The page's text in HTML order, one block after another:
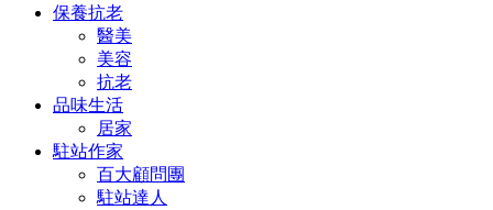
保養抗老
醫美
美容
抗老
品味生活
居家
駐站作家
百大顧問團
駐站達人